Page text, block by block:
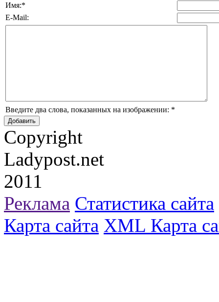
Имя:*
E-Mail:
Введите два слова, показанных на изображении: *
Copyright
Ladypost.net
2011
Реклама Статистика сайта
Карта сайта XML Карта